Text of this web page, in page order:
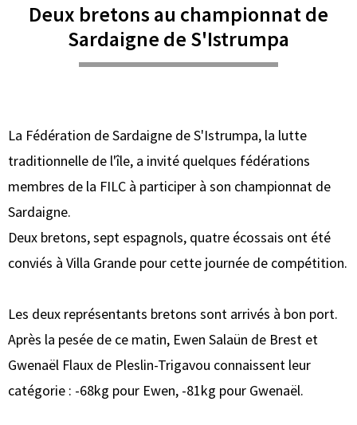
Deux bretons au championnat de
Sardaigne de S'Istrumpa
La Fédération de Sardaigne de S'Istrumpa, la lutte
traditionnelle de l'île, a invité quelques fédérations
membres de la FILC à participer à son championnat de
Sardaigne.
Deux bretons, sept espagnols, quatre écossais ont été
conviés à Villa Grande pour cette journée de compétition.
Les deux représentants bretons sont arrivés à bon port.
Après la pesée de ce matin, Ewen Salaün de Brest et
Gwenaël Flaux de Pleslin-Trigavou connaissent leur
catégorie : -68kg pour Ewen, -81kg pour Gwenaël.